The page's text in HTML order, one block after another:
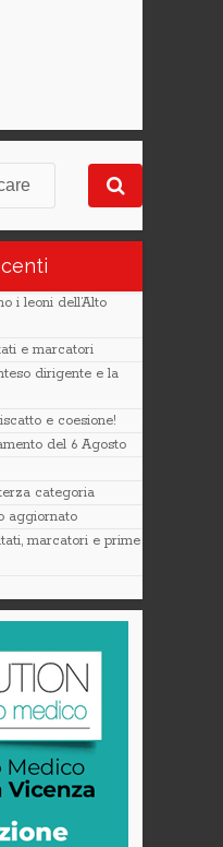
i leoni dell’Alto
e marcatori
dirigente e la
e coesione!
del 6 Agosto
categoria
aggiornato
marcatori e prime